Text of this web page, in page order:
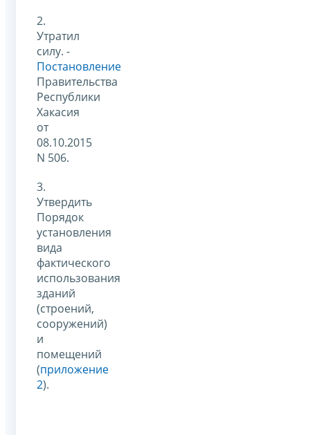
2.
Утратил
силу. -
Постановление
Правительства
Республики
Хакасия
от
08.10.2015
N 506.
3.
Утвердить
Порядок
установления
вида
фактического
использования
зданий
(строений,
сооружений)
и
помещений
(приложение
2).